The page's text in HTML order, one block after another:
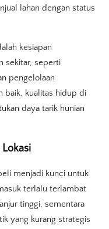
lahan dengan status
kesiapan
sekitar, seperti
pengelolaan
baik, kualitas hidup di
daya tarik hunian
menjadi kunci untuk
terlalu terlambat
tinggi, sementara
yang kurang strategis